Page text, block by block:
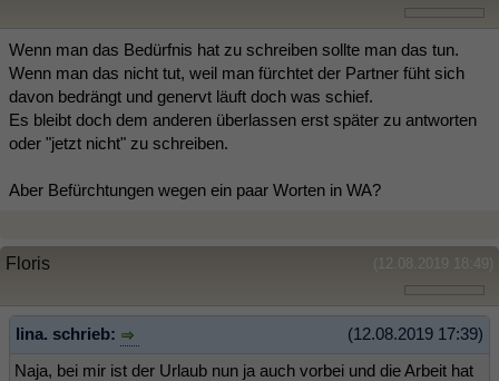
Wenn man das Bedürfnis hat zu schreiben sollte man das tun.
Wenn man das nicht tut, weil man fürchtet der Partner füht sich
davon bedrängt und genervt läuft doch was schief.
Es bleibt doch dem anderen überlassen erst später zu antworten
oder "jetzt nicht" zu schreiben.
Aber Befürchtungen wegen ein paar Worten in WA?
(12.08.2019 18:49)
Floris
(12.08.2019 17:39)
lina. schrieb:
Naja, bei mir ist der Urlaub nun ja auch vorbei und die Arbeit hat